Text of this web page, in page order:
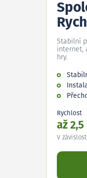
Stabilní
internet,
hry.
Rychlost
až
V